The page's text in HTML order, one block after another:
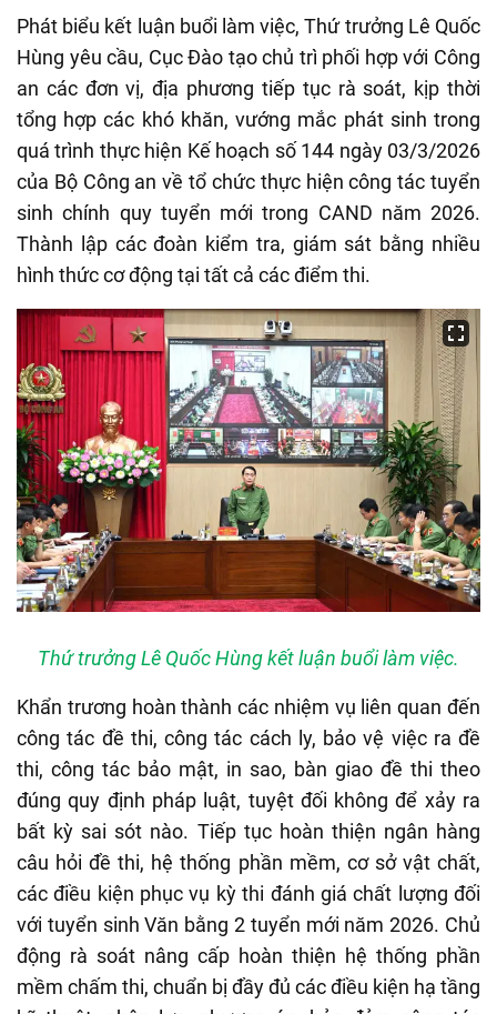
Phát biểu kết luận buổi làm việc, Thứ trưởng Lê Quốc
Hùng yêu cầu, Cục Đào tạo chủ trì phối hợp với Công
an các đơn vị, địa phương tiếp tục rà soát, kịp thời
tổng hợp các khó khăn, vướng mắc phát sinh trong
quá trình thực hiện Kế hoạch số 144 ngày 03/3/2026
của Bộ Công an về tổ chức thực hiện công tác tuyển
sinh chính quy tuyển mới trong CAND năm 2026.
Thành lập các đoàn kiểm tra, giám sát bằng nhiều
hình thức cơ động tại tất cả các điểm thi.
Thứ trưởng Lê Quốc Hùng kết luận buổi làm việc.
Khẩn trương hoàn thành các nhiệm vụ liên quan đến
công tác đề thi, công tác cách ly, bảo vệ việc ra đề
thi, công tác bảo mật, in sao, bàn giao đề thi theo
đúng quy định pháp luật, tuyệt đối không để xảy ra
bất kỳ sai sót nào. Tiếp tục hoàn thiện ngân hàng
câu hỏi đề thi, hệ thống phần mềm, cơ sở vật chất,
các điều kiện phục vụ kỳ thi đánh giá chất lượng đối
với tuyển sinh Văn bằng 2 tuyển mới năm 2026. Chủ
động rà soát nâng cấp hoàn thiện hệ thống phần
mềm chấm thi, chuẩn bị đầy đủ các điều kiện hạ tầng